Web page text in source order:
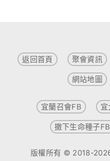
返回首頁 聚會資訊
網站地圖
宜蘭召會FB
撒下生命種子FB
版權所有 © 2018-